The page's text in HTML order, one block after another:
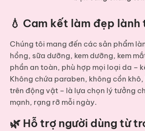
💧 Cam kết làm đẹp lành
Chúng tôi mang đến các sản phẩm
hồng, sữa dưỡng, kem dưỡng, kem
phần an toàn, phù hợp mọi loại da –
Không chứa paraben, không cồn
trên động vật – là lựa chọn lý tưởng
mạnh, rạng rỡ mỗi ngày.
🌿 Hỗ trợ người dùng từ